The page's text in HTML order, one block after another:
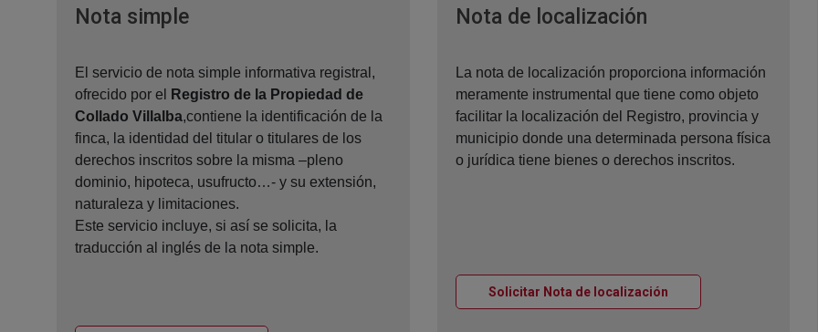
Nota simpleVentana nueva
El servicio de nota simple informativa registral,
ofrecido por el
Registro de la Propiedad de
Collado Villalba,contiene la identificación de la
finca, la identidad del titular o titulares de los
derechos inscritos sobre la misma –pleno
dominio, hipoteca, usufructo…- y su extensión,
naturaleza y limitaciones.
Este servicio incluye, si así se solicita, la
traducción al inglés de la nota simple.
Nota de localizaciónVentana nueva
La nota de localización proporciona información
meramente instrumental que tiene como objeto
facilitar la localización del Registro, provincia y
municipio donde una determinada persona física
o jurídica tiene bienes o derechos inscritos.
Solicitar Nota de localizaciónVentana nueva